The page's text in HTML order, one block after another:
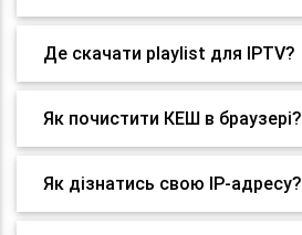
Де скачати playlist для IPTV?
Як почистити КЕШ в браузері?
Як дізнатись свою IP-адресу?